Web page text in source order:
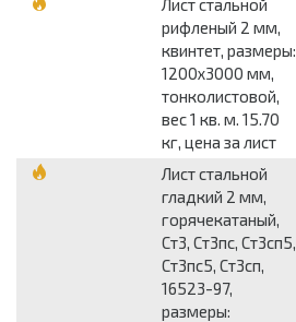
Лист стальной
рифленый 2 мм,
квинтет, размеры:
1200x3000 мм,
тонколистовой,
вес 1 кв. м. 15.70
кг, цена за лист
Лист стальной
гладкий 2 мм,
горячекатаный,
Ст3, Ст3пс, Ст3сп5,
Ст3пс5, Ст3сп,
16523-97,
размеры: